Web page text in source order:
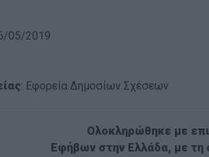
05/2019
: Εφορεία Δημοσίων Σχέσεων
Ολοκληρώθηκε με
Εφήβων στην Ελλάδα, με τη